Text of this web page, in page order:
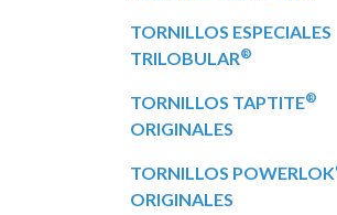
TORNILLOS ESPECIALES
TRILOBULAR®
TORNILLOS TAPTITE®
ORIGINALES
TORNILLOS POWERLOK
ORIGINALES